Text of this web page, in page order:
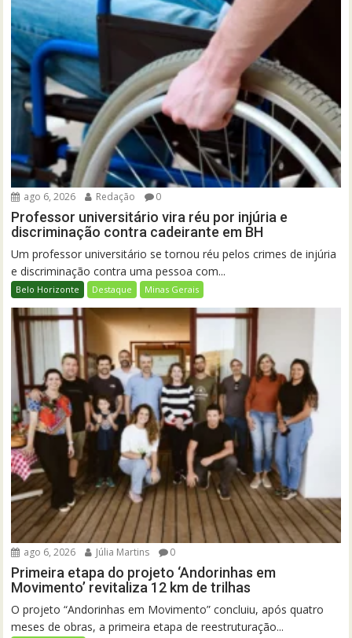
ago 6, 2026 Redação 0
Professor universitário vira réu por injúria e
discriminação contra cadeirante em BH
Um professor universitário se tornou réu pelos crimes de injúria
e discriminação contra uma pessoa com...
Belo Horizonte Destaque Minas Gerais
ago 6, 2026 Júlia Martins 0
Primeira etapa do projeto ‘Andorinhas em
Movimento’ revitaliza 12 km de trilhas
O projeto “Andorinhas em Movimento” concluiu, após quatro
meses de obras, a primeira etapa de reestruturação...